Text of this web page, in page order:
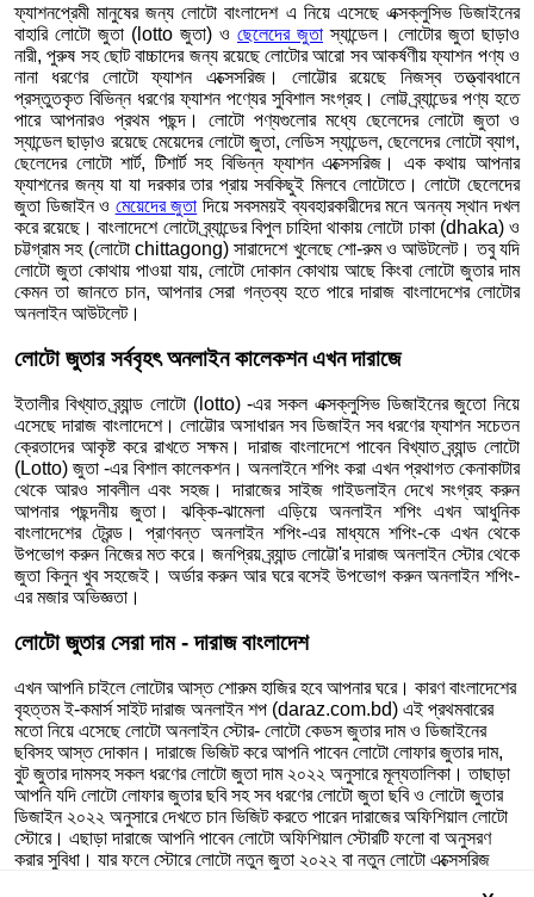
ফ্যাশনপ্রেমী মানুষের জন্য লোটো বাংলাদেশ এ নিয়ে এসেছে এক্সক্লুসিভ ডিজাইনের
বাহারি লোটো জুতা (lotto জুতা) ও ছেলেদের জুতা স্যান্ডেল। লোটোর জুতা ছাড়াও
নারী, পুরুষ সহ ছোট বাচ্চাদের জন্য রয়েছে লোটোর আরো সব আকর্ষণীয় ফ্যাশন পণ্য ও
নানা ধরণের লোটো ফ্যাশন এক্সেসরিজ। লোট্টোর রয়েছে নিজস্ব তত্ত্বাবধানে
প্রস্তুতকৃত বিভিন্ন ধরণের ফ্যাশন পণ্যের সুবিশাল সংগ্রহ। লোট্ট ব্র্যান্ডের পণ্য হতে
পারে আপনারও প্রথম পছন্দ। লোটো পণ্যগুলোর মধ্যে ছেলেদের লোটো জুতা ও
স্যান্ডেল ছাড়াও রয়েছে মেয়েদের লোটো জুতা, লেডিস স্যান্ডেল, ছেলেদের লোটো ব্যাগ,
ছেলেদের লোটো শার্ট, টিশার্ট সহ বিভিন্ন ফ্যাশন এক্সেসরিজ। এক কথায় আপনার
ফ্যাশনের জন্য যা যা দরকার তার প্রায় সবকিছুই মিলবে লোটোতে। লোটো ছেলেদের
জুতা ডিজাইন ও মেয়েদের জুতা দিয়ে সবসময়ই ব্যবহারকারীদের মনে অনন্য স্থান দখল
করে রয়েছে। বাংলাদেশে লোটো ব্র্যান্ডের বিপুল চাহিদা থাকায় লোটো ঢাকা (dhaka) ও
চট্টগ্রাম সহ (লোটো chittagong) সারাদেশে খুলেছে শো-রুম ও আউটলেট। তবু যদি
লোটো জুতা কোথায় পাওয়া যায়, লোটো দোকান কোথায় আছে কিংবা লোটো জুতার দাম
কেমন তা জানতে চান, আপনার সেরা গন্তব্য হতে পারে দারাজ বাংলাদেশের লোটোর
অনলাইন আউটলেট।
লোটো জুতার সর্ববৃহৎ অনলাইন কালেকশন এখন দারাজে
ইতালীর বিখ্যাত ব্র্যান্ড লোটো (lotto) -এর সকল এক্সক্লুসিভ ডিজাইনের জুতো নিয়ে
এসেছে দারাজ বাংলাদেশে। লোট্টোর অসাধারন সব ডিজাইন সব ধরণের ফ্যাশন সচেতন
ক্রেতাদের আকৃষ্ট করে রাখতে সক্ষম। দারাজ বাংলাদেশে পাবেন বিখ্যাত ব্র্যান্ড লোটো
(Lotto) জুতা -এর বিশাল কালেকশন। অনলাইনে শপিং করা এখন প্রথাগত কেনাকাটার
থেকে আরও সাবলীল এবং সহজ। দারাজের সাইজ গাইডলাইন দেখে সংগ্রহ করুন
আপনার পছন্দনীয় জুতা। ঝক্কি-ঝামেলা এড়িয়ে অনলাইন শপিং এখন আধুনিক
বাংলাদেশের ট্রেন্ড। প্রাণবন্ত অনলাইন শপিং-এর মাধ্যমে শপিং-কে এখন থেকে
উপভোগ করুন নিজের মত করে। জনপ্রিয় ব্র্যান্ড লোট্টো'র দারাজ অনলাইন স্টোর থেকে
জুতা কিনুন খুব সহজেই। অর্ডার করুন আর ঘরে বসেই উপভোগ করুন অনলাইন শপিং-
এর মজার অভিজ্ঞতা।
লোটো জুতার সেরা দাম - দারাজ বাংলাদেশ
এখন আপনি চাইলে লোটোর আস্ত শোরুম হাজির হবে আপনার ঘরে। কারণ বাংলাদেশের
বৃহত্তম ই-কমার্স সাইট দারাজ অনলাইন শপ (daraz.com.bd) এই প্রথমবারের
মতো নিয়ে এসেছে লোটো অনলাইন স্টোর- লোটো কেডস জুতার দাম ও ডিজাইনের
ছবিসহ আস্ত দোকান। দারাজে ভিজিট করে আপনি পাবেন লোটো লোফার জুতার দাম,
বুট জুতার দামসহ সকল ধরণের লোটো জুতা দাম ২০২২ অনুসারে মূল্যতালিকা। তাছাড়া
আপনি যদি লোটো লোফার জুতার ছবি সহ সব ধরণের লোটো জুতা ছবি ও লোটো জুতার
ডিজাইন ২০২২ অনুসারে দেখতে চান ভিজিট করতে পারেন দারাজের অফিশিয়াল লোটো
স্টোরে। এছাড়া দারাজে আপনি পাবেন লোটো অফিশিয়াল স্টোরটি ফলো বা অনুসরণ
করার সুবিধা। যার ফলে স্টোরে লোটো নতুন জুতা ২০২২ বা নতুন লোটো এক্সেসরিজ